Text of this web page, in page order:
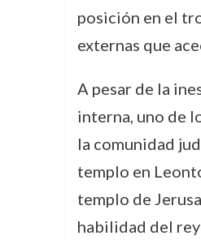
posición en el
externas que
A pesar de la
interna, uno de
la comunidad
templo en
templo de
habilidad del